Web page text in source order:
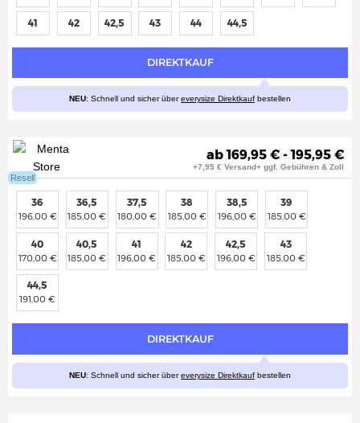
NEU: Schnell und sicher übereverysize Direktkauf bestellen
DIREKTKAUF
41 42 42,5 43 44 44,5
Resell
NEU: Schnell und sicher übereverysize Direktkauf bestellen
ab 169,95 € - 195,95 €
+7,95 € Versand+ ggf. Gebühren & Zoll
DIREKTKAUF
36
196,00 €
36,5
185,00 €
37,5
180,00 €
38
185,00 €
38,5
196,00 €
39
185,00 €
40
170,00 €
40,5
185,00 €
41
196,00 €
42
185,00 €
42,5
196,00 €
43
185,00 €
44,5
191,00 €